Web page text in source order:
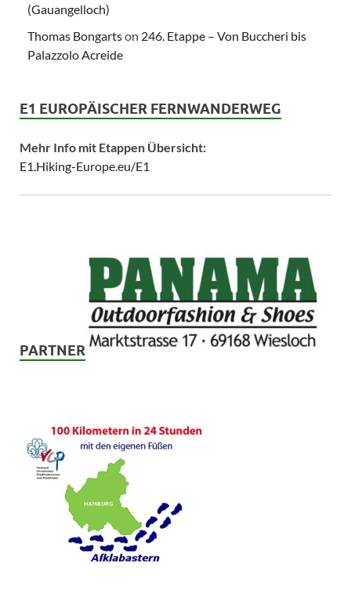
(Gauangelloch)
Thomas Bongartson 246. Etappe – Von Buccheri bis
Palazzolo Acreide
E1 EUROPÄISCHER FERNWANDERWEG
Mehr Info mit Etappen Übersicht:
E1.Hiking-Europe.eu/E1
PARTNER